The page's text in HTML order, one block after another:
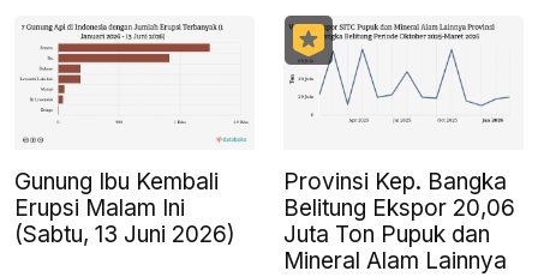
Gunung Ibu Kembali
Erupsi Malam Ini
(Sabtu, 13 Juni 2026)
Provinsi Kep. Bangka
Belitung Ekspor 20,06
Juta Ton Pupuk dan
Mineral Alam Lainnya